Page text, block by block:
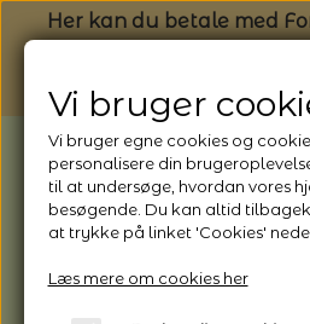
Her kan du betale med
BEMÆRK: Butikken
1/8 - 9/8 - 2026
*Webshoppen er åben
afhentning
Vi bruger
Vi bruger egne cookies og
personalisere din
til at undersøge, hvordan vores
besøgende. Du kan altid
at trykke på linket 'Cookies'
Læs mere om cookies her